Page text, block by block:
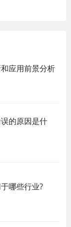
应用前景分析
的原因是什
哪些行业?